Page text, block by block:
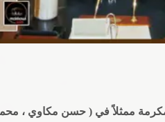
ممثلاً في ( حسن مكاوي ،